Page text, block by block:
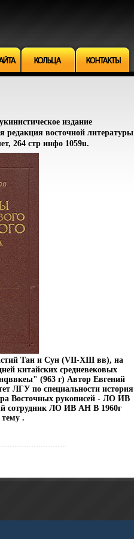
издание
редакция восточной литературы
264 стр инфо 1059u.
Тан и Сун (VII-XIII вв), на
китайских средневековых
(963 г) Автор Евгений
ЛГУ по специальности история
Восточных рукописей - ЛО ИВ
сотрудник ЛО ИВ АН В 1960г
.